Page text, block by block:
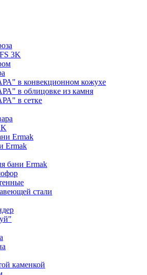
3K
в конвекционном кожухе
в облицовке из камня
в сетке
Ermak
Ermak
бани Ermak
стали
каменкой